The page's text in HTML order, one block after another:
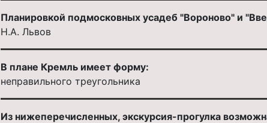
Планировкой подмосковных усадеб "Вороново" и
Н.А. Львов
В плане Кремль имеет форму:
неправильного треугольника
Из нижеперечисленных, экскурсия-прогулка